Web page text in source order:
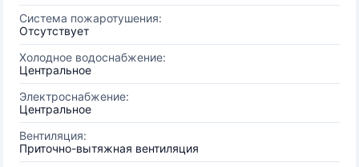
Система пожаротушения:
Отсутствует
Холодное водоснабжение:
Центральное
Электроснабжение:
Центральное
Вентиляция:
Приточно-вытяжная вентиляция